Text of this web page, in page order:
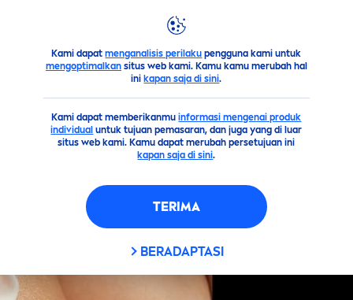
Kami dapatmenganalisis perilaku pengguna kami untuk
mengoptimalkansitus web kami. Kamu kamu merubah hal
ini kapan saja di sini.
Kami dapat memberikanmuinformasi mengenai produk
individual untuk tujuan pemasaran, dan juga yang di luar
situs web kami. Kamu dapat merubah persetujuan ini
kapan saja di sini.
TERIMA
BERADAPTASI
Saran Jangan Salah Pakai Body Lotion Pria